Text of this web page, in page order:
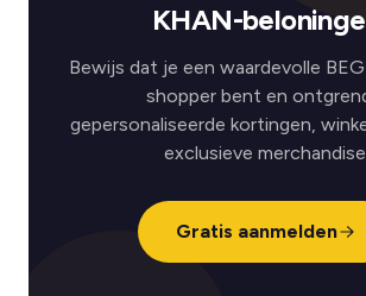
KHAN-
Bewijs dat je een waardevolle
shopper bent en
gepersonaliseerde kortingen,
exclusieve
Gratis aanmelden